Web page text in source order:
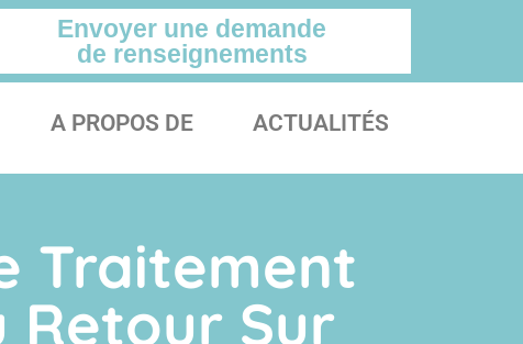
Envoyer une demande
de renseignements
A PROPOS DE ACTUALITÉS
Traitement
Retour Sur